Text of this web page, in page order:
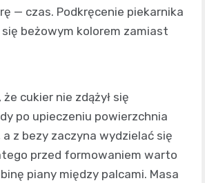
— czas. Podkręcenie piekarnika
beżowym kolorem zamiast
cukier nie zdążył się
po upieczeniu powierzchnia
a z bezy zaczyna wydzielać się
przed formowaniem warto
piany między palcami. Masa